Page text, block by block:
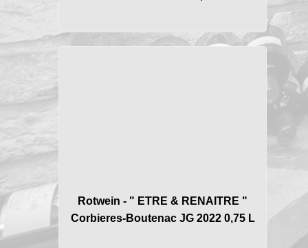
Rotwein - " ETRE & RENAITRE "
Corbieres-Boutenac JG 2022 0,75 L